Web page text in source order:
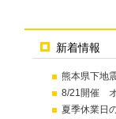
新着情報
熊本県下地
8/21開催
夏季休業日